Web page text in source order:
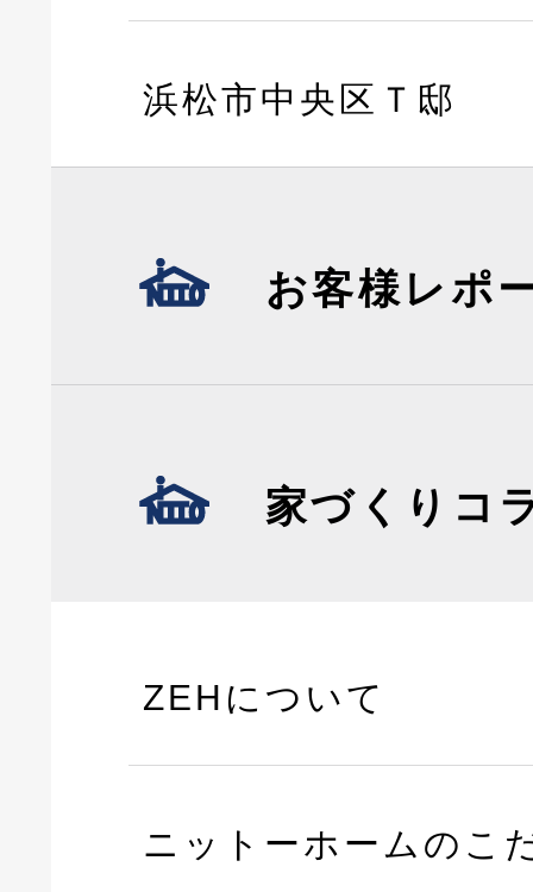
浜松市中央区Ｔ邸
お客様レポ
家づくりコ
ZEHについて
ニットーホームのこ